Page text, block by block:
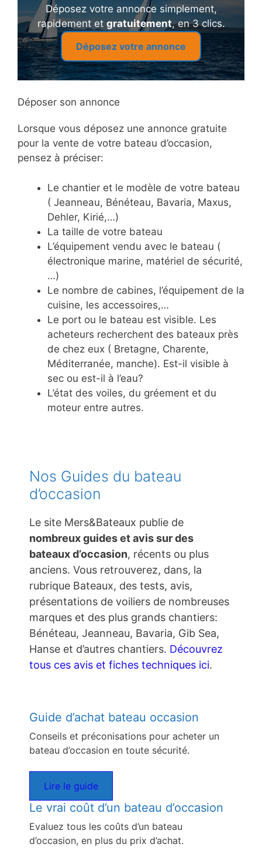
Déposez votre annonce simplement,
rapidement et gratuitement, en 3 clics.
Déposez votre annonce
Déposer son annonce
Lorsque vous déposez une annonce gratuite
pour la vente de votre bateau d’occasion,
pensez à préciser:
Le chantier et le modèle de votre bateau
( Jeanneau, Bénéteau, Bavaria, Maxus,
Dehler, Kirié,…)
La taille de votre bateau
L’équipement vendu avec le bateau (
électronique marine, matériel de sécurité,
…)
Le nombre de cabines, l’équipement de la
cuisine, les accessoires,…
Le port ou le bateau est visible. Les
acheteurs recherchent des bateaux près
de chez eux ( Bretagne, Charente,
Méditerranée, manche). Est-il visible à
sec ou est-il à l’eau?
L’état des voiles, du gréement et du
moteur entre autres.
Nos Guides du bateau
d’occasion
Le site Mers&Bateaux publie de
nombreux guides et avis sur des
bateaux d’occasion, récents ou plus
anciens. Vous retrouverez, dans, la
rubrique Bateaux, des tests, avis,
présentations de voiliers de nombreuses
marques et des plus grands chantiers:
Bénéteau, Jeanneau, Bavaria, Gib Sea,
Hanse et d’autres chantiers. Découvrez
tous ces avis et fiches techniques ici.
Guide d’achat bateau occasion
Conseils et préconisations pour acheter un
bateau d’occasion en toute sécurité.
Lire le guide
Le vrai coût d’un bateau d’occasion
Evaluez tous les coûts d’un bateau
d’occasion, en plus du prix d’achat.